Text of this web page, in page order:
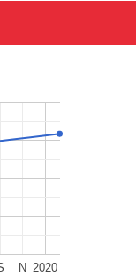
2020
N